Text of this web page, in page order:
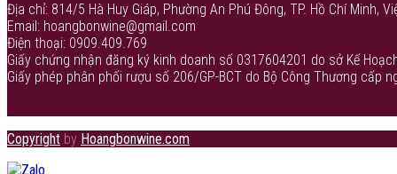
Địa chỉ: 814/5 Hà Huy Giáp, Phường An Phú Đông, TP. Hồ Chí Minh,
Email: hoangbonwine@gmail.com
Điện thoại: 0909.409.769
Giấy chứng nhận đăng ký kinh doanh số 0317604201 do sở Kế
Giấy phép phân phối rượu số 206/GP-BCT do Bộ Công Thương cấp
Copyright by Hoangbonwine.com